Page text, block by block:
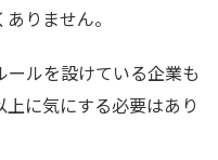
りません。
ルを設けている企業も
に気にする必要はあり